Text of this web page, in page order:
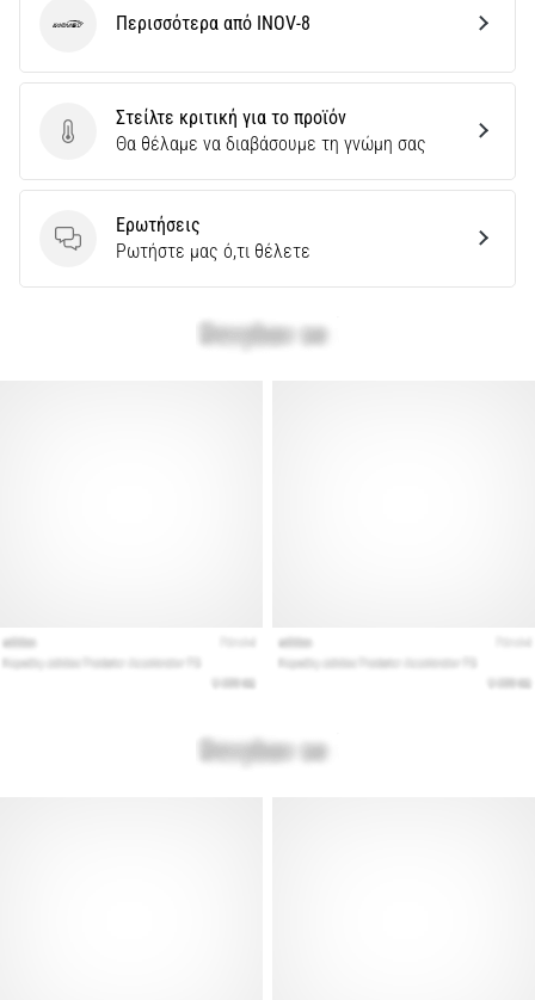
Στείλτε κριτική για το προϊόν
Στείλτε κριτική για το προϊόν
Θα θέλαμε να διαβάσουμε τη γνώμη σας
Ερωτήσεις
Ερωτήσεις
Ρωτήστε μας ό,τι θέλετε
INOV-8Περισσότερα από INOV-8